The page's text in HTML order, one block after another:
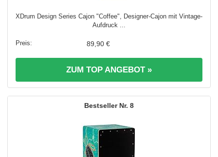
XDrum Design Series Cajon "Coffee", Designer-Cajon mit Vintage-
Aufdruck ...
89,90 €
ZUM TOP ANGEBOT »
8